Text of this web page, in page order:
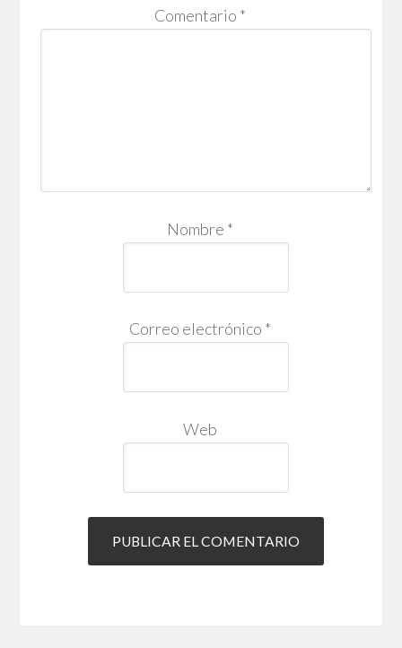
Comentario *
Nombre *
Correo electrónico *
Web